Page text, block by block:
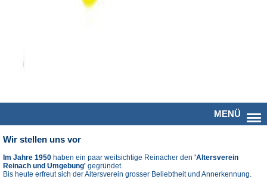
MENÜ
Wir stellen uns vor
Im Jahre 1950 haben ein paar weitsichtige Reinacher den 'Altersverein
Reinach und Umgebung' gegründet.
Bis heute erfreut sich der Altersverein grosser Beliebtheit und Annerkennung.